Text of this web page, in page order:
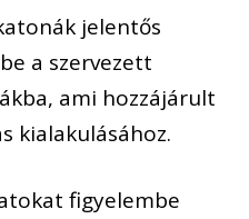
jelentős
a szervezett
ami hozzájárult
kialakulásához.
figyelembe